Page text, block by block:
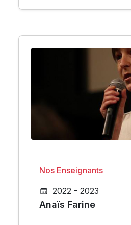
Nos Enseignants
2022 - 2023
Anaïs Farine